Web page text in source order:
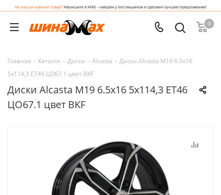
0
Главная - Каталог - Диски - Alcasta - Диски Alcasta M19 6.5x16
5x114,3 ET46 ЦО67.1 цвет BKF
Диски Alcasta M19 6.5x16 5x114,3 ET46
ЦО67.1 цвет BKF